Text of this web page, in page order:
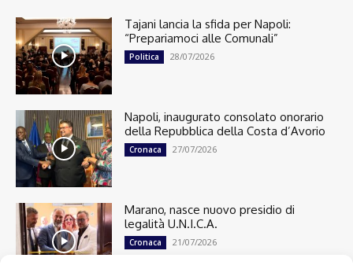
Tajani lancia la sfida per Napoli:
“Prepariamoci alle Comunali”
Politica 28/07/2026
Napoli, inaugurato consolato onorario
della Repubblica della Costa d’Avorio
Cronaca 27/07/2026
Marano, nasce nuovo presidio di
legalità U.N.I.C.A.
Cronaca 21/07/2026